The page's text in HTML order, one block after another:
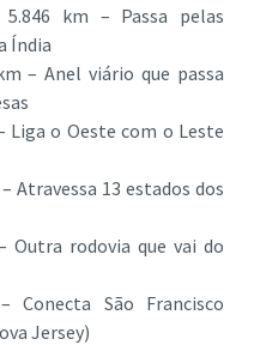
km – Passa pelas
Índia
– Anel viário que passa
Liga o Oeste com o Leste
Atravessa 13 estados dos
Outra rodovia que vai do
São Francisco
Jersey)